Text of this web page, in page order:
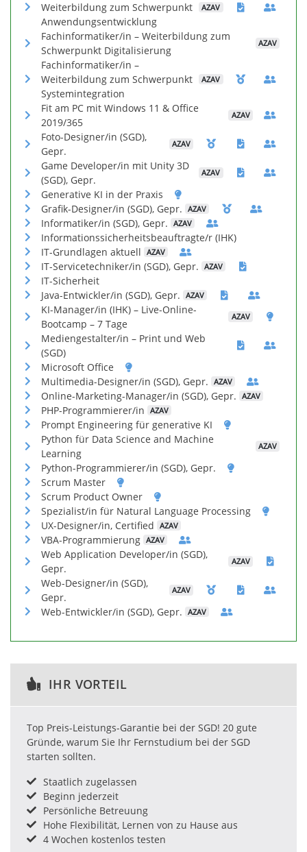
Weiterbildung zum Schwerpunkt
Anwendungsentwicklung
AZAV
Fachinformatiker/in – Weiterbildung zum
Schwerpunkt Digitalisierung
AZAV
Fachinformatiker/in –
Weiterbildung zum Schwerpunkt
Systemintegration
AZAV
Fit am PC mit Windows 11 & Office
2019/365
AZAV
Foto-Designer/in (SGD),
Gepr.
AZAV
Game Developer/in mit Unity 3D
(SGD), Gepr.
AZAV
Generative KI in der Praxis
Grafik-Designer/in (SGD), Gepr.
AZAV
Informatiker/in (SGD), Gepr. AZAV
Informationssicherheitsbeauftragte/r (IHK)
IT-Grundlagen aktuell
AZAV
IT-Servicetechniker/in (SGD), Gepr. AZAV
IT-Sicherheit
Java-Entwickler/in (SGD), Gepr.
AZAV
KI-Manager/in (IHK) – Live-Online-
Bootcamp – 7 Tage
AZAV
Mediengestalter/in – Print und Web
(SGD)
Microsoft Office
Multimedia-Designer/in (SGD), Gepr.
AZAV
Online-Marketing-Manager/in (SGD), Gepr. AZAV
PHP-Programmierer/in AZAV
Prompt Engineering für generative KI
Python für Data Science and Machine
Learning
AZAV
Python-Programmierer/in (SGD), Gepr.
Scrum Master
Scrum Product Owner
Spezialist/in für Natural Language Processing
UX-Designer/in, Certified
AZAV
VBA-Programmierung AZAV
Web Application Developer/in (SGD),
Gepr.
AZAV
Web-Designer/in (SGD),
Gepr.
AZAV
Web-Entwickler/in (SGD), Gepr. AZAV
IHR VORTEIL
Top Preis-Leistungs-Garantie bei der SGD! 20 gute
Gründe, warum Sie Ihr Fernstudium bei der SGD
starten sollten.
Staatlich zugelassen
Beginn jederzeit
Persönliche Betreuung
Hohe Flexibilität, Lernen von zu Hause aus
4 Wochen kostenlos testen